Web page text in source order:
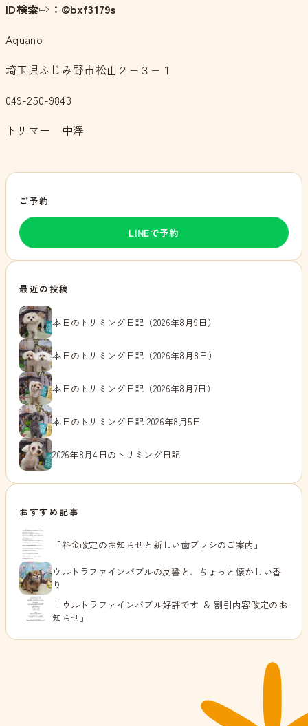
ID検索⇨：@bxf3179s
Aquano
埼玉県ふじみ野市松山２−３−１
049-250-9843
トリマー 中澤
ご予約
LINEで予約
最近の投稿
本日のトリミング日記（2026年8月9日）
本日のトリミング日記（2026年8月8日）
本日のトリミング日記（2026年8月7日）
本日のトリミング日記 2026年8月5日
2026年8月4日のトリミング日記
おすすめ記事
「料金改定のお知らせと新しい歯ブラシのご案内」
ウルトラファインバブルの反響と、ちょっと懐かしい香
り
「ウルトラファインバブル好評です ＆ 割引内容改定のお
知らせ」